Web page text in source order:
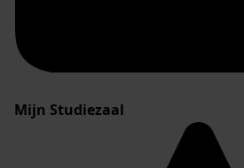
Mijn Studiezaal